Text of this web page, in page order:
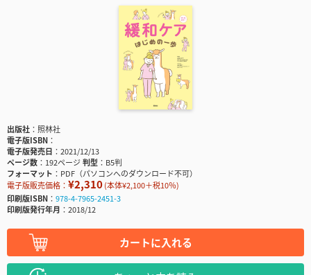
出版社
照林社
電子版ISBN
電子版発売日
2021/12/13
ページ数
192ページ判型
B5判
フォーマット
PDF（パソコンへのダウンロード不可）
電子版販売価格： ¥2,310(本体¥2,100＋税10％)
印刷版ISBN
978-4-7965-2451-3
印刷版発行年月
2018/12
カートに入れる